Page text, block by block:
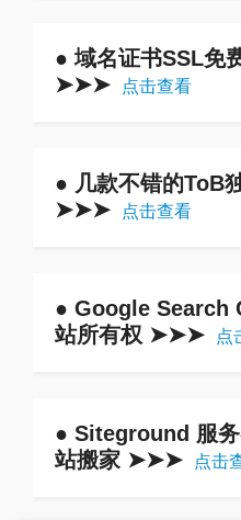
● 域名证书SSL免
➤➤➤
点击查看
● 几款不错的ToB
➤➤➤
点击查看
● Google Search
站所有权 ➤➤➤
点
● Siteground 服
站搬家 ➤➤➤
点击